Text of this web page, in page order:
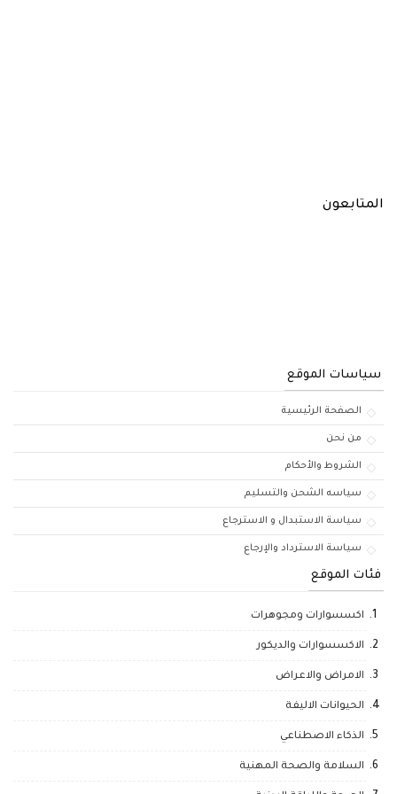
المتابعون
سياسات الموقع
الصفحة الرئيسية
من نحن
الشروط والأحكام
سياسه الشحن والتسليم
سياسة الاستبدال و الاسترجاع
سياسة الاسترداد والإرجاع
فئات الموقع
اكسسوارات ومجوهرات
الاكسسوارات والديكور
الامراض والاعراض
الحيوانات الاليفة
الذكاء الاصطناعي
السلامة والصحة المهنية